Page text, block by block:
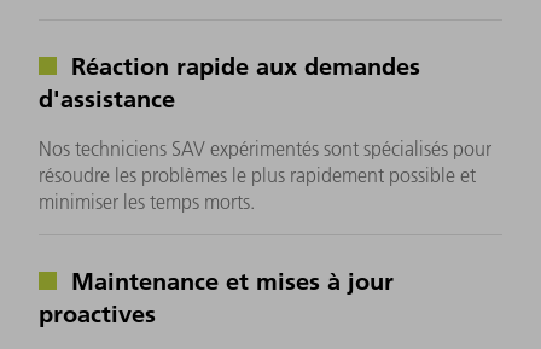
Réaction rapide aux demandes
d'assistance
Nos techniciens SAV expérimentés sont spécialisés pour
résoudre les problèmes le plus rapidement possible et
minimiser les temps morts.
Maintenance et mises à jour
proactives